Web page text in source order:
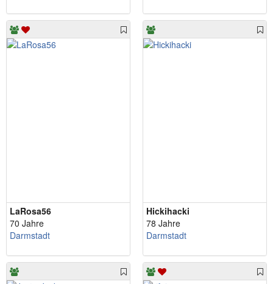
LaRosa56
70 Jahre
Darmstadt
Hickihacki
78 Jahre
Darmstadt